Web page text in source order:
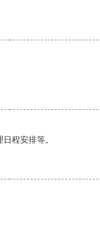
程安排等。